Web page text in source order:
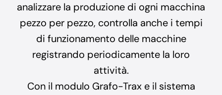
analizzare la produzione di ogni macchina
pezzo per pezzo, controlla anche i tempi
di funzionamento delle macchine
registrando periodicamente la loro
attività.
Con il modulo Grafo-Trax e il sistema